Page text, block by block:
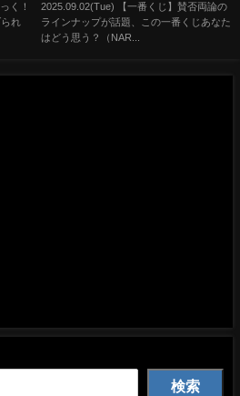
く！
れ
ちいかわ、鬼滅の刃）
2025.09.02(Tue) 【一番くじ】賛否両論の
ラインナップが話題、この一番くじあなた
はどう思う？（NAR...
検索